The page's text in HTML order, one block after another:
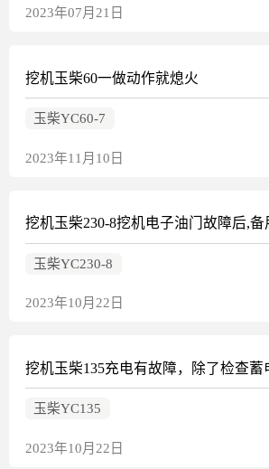
2023年07月21日
挖机玉柴60一做动作就熄火
玉柴YC60-7
2023年11月10日
玉柴YC230-8
2023年10月22日
玉柴YC135
2023年10月22日